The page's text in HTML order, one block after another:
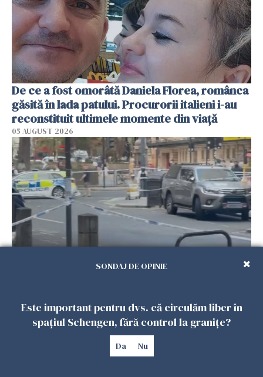
De ce a fost omorâtă Daniela Florea, românca
găsită în lada patului. Procurorii italieni i-au
reconstituit ultimele momente din viață
05 AUGUST 2026
05 AUGUST 2026
SONDAJ DE OPINIE
Este important pentru dvs. că circulăm liber în
spațiul Schengen, fără control la granițe?
Da Nu